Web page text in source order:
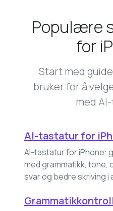
Populære
for
Start med
bruker for å
med
AI-tastatur for
AI-tastatur for iPhone:
med grammatikk,
svar og bedre skriving i